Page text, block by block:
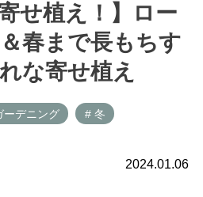
せ植え！】ロー
春まで長もちす
な寄せ植え
ーデニング # 冬
2024.01.06